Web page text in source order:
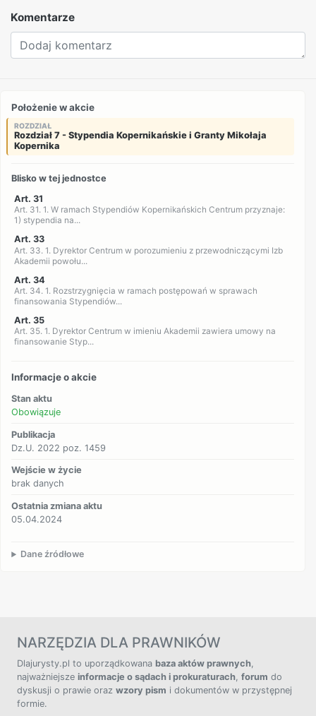
Komentarze
Położenie w akcie
ROZDZIAŁ
Rozdział 7 - Stypendia Kopernikańskie i Granty Mikołaja
Kopernika
Blisko w tej jednostce
Art. 31
Art. 31. 1. W ramach Stypendiów Kopernikańskich Centrum przyznaje:
1) stypendia na...
Art. 33
Art. 33. 1. Dyrektor Centrum w porozumieniu z przewodniczącymi Izb
Akademii powołu...
Art. 34
Art. 34. 1. Rozstrzygnięcia w ramach postępowań w sprawach
finansowania Stypendiów...
Art. 35
Art. 35. 1. Dyrektor Centrum w imieniu Akademii zawiera umowy na
finansowanie Styp...
Informacje o akcie
Stan aktu
Obowiązuje
Publikacja
Dz.U. 2022 poz. 1459
Wejście w życie
brak danych
Ostatnia zmiana aktu
05.04.2024
Dane źródłowe
NARZĘDZIA DLA PRAWNIKÓW
Dlajurysty.pl to uporządkowana baza aktów prawnych,
najważniejsze informacje o sądach i prokuraturach, forum do
dyskusji o prawie oraz wzory pism i dokumentów w przystępnej
formie.